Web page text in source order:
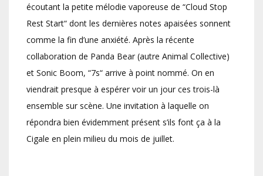
écoutant la petite mélodie vaporeuse de “Cloud Stop
Rest Start“ dont les dernières notes apaisées sonnent
comme la fin d’une anxiété. Après la récente
collaboration de Panda Bear (autre Animal Collective)
et Sonic Boom, “7s“ arrive à point nommé. On en
viendrait presque à espérer voir un jour ces trois-là
ensemble sur scène. Une invitation à laquelle on
répondra bien évidemment présent s’ils font ça à la
Cigale en plein milieu du mois de juillet.